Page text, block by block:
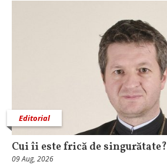
Editorial
Cui îi este frică de singurătate?
09 Aug, 2026